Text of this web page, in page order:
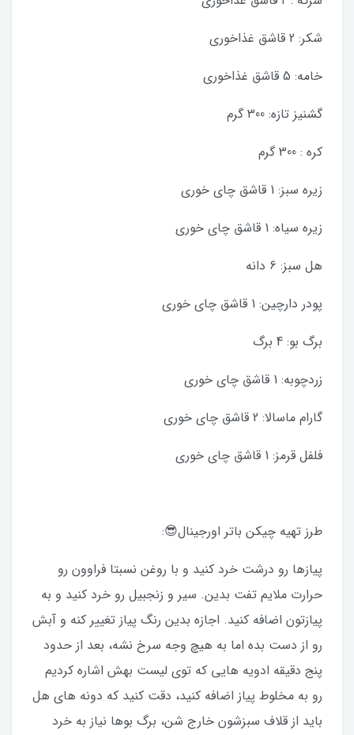
شکر: 2 قاشق غذاخوری
خامه: 5 قاشق غذاخوری
گشنیز تازه: 300 گرم
کره : 300 گرم
زیره سبز: 1 قاشق چای خوری
زیره سیاه: 1 قاشق چای خوری
هل سبز: 6 دانه
پودر دارچین: 1 قاشق چای خوری
برگ بو: 4 برگ
زردچوبه: 1 قاشق چای خوری
گارام ماسالا: 2 قاشق چای خوری
فلفل قرمز: 1 قاشق چای خوری
طرز تهیه چیکن باتر اورجینال😎:
پیازها رو درشت خرد کنید و با روغن نسبتا فراوون رو
حرارت ملایم تفت بدین. سیر و زنجبیل رو خرد کنید و به
پیازتون اضافه کنید. اجازه بدین رنگ پیاز تغییر کنه و آبش
رو از دست بده اما به هیچ وجه سرخ نشه، بعد از حدود
پنج دقیقه ادویه هایی که توی لیست بهش اشاره کردیم
رو به مخلوط پیاز اضافه کنید، دقت کنید که دونه های هل
باید از قلاف سبزشون خارج شن، برگ بوها نیاز به خرد